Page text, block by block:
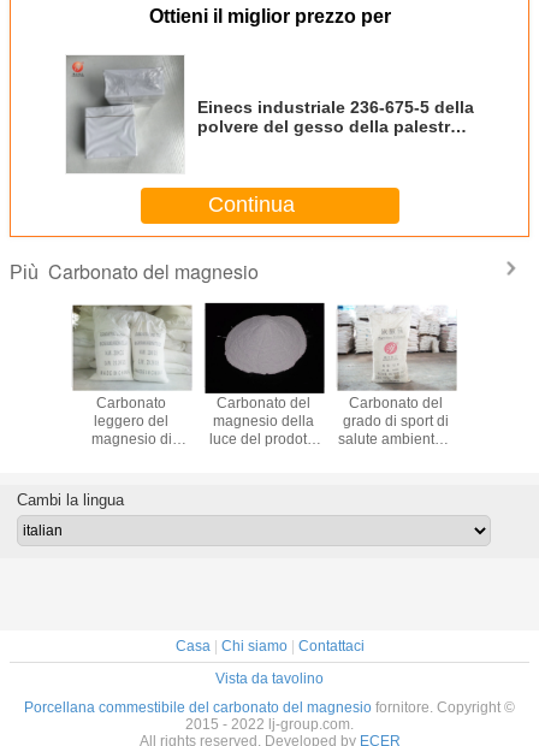
Ottieni il miglior prezzo per
Einecs industriale 236-675-5 della
polvere del gesso della palestra
Continua
Più Carbonato del magnesio
Carbonato
leggero del
magnesio di
grado per molte
industrie
Carbonato del
magnesio della
luce del prodotto
pigmenti
Carbonato del
grado di sport di
salute ambientale
MgCO3
Cambi la lingua
Casa| Chi siamo| Contattaci
Vista da tavolino
Porcellana commestibile del carbonato del magnesio fornitore. Copyright ©
2015 - 2022 lj-group.com.
All rights reserved. Developed by ECER